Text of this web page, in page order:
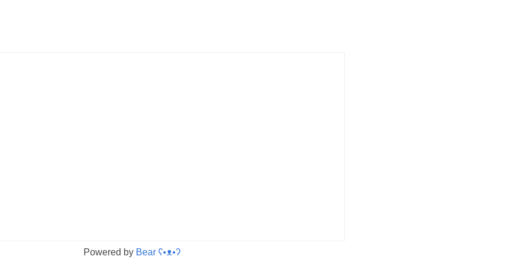
Powered by Bear ʕ•ᴥ•ʔ